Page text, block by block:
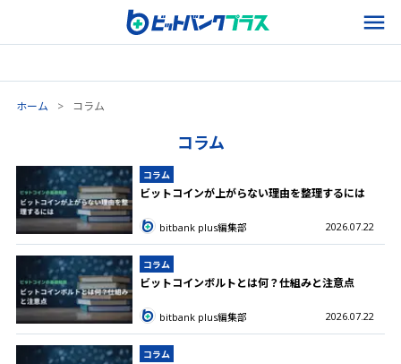
ホーム > コラム
コラム
コラム
ビットコインが上がらない理由を整理するには
bitbank plus編集部 2026.07.22
コラム
ビットコインボルトとは何？仕組みと注意点
bitbank plus編集部 2026.07.22
コラム